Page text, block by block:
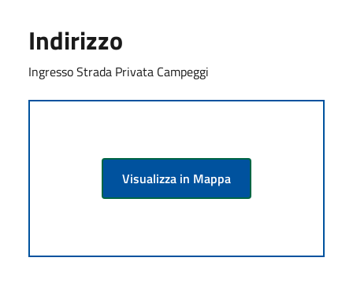
Indirizzo
Ingresso Strada Privata Campeggi
Visualizza in Mappa